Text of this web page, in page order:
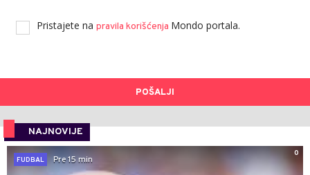
Pristajete na pravila korišćenja Mondo portala.
POŠALJI
NAJNOVIJE
0
FUDBAL
Pre 15 min